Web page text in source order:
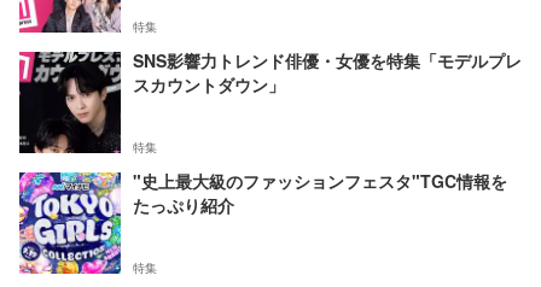
特集
SNS影響力トレンド俳優・女優を特集「モデルプレ
スカウントダウン」
特集
"史上最大級のファッションフェスタ"TGC情報を
たっぷり紹介
特集